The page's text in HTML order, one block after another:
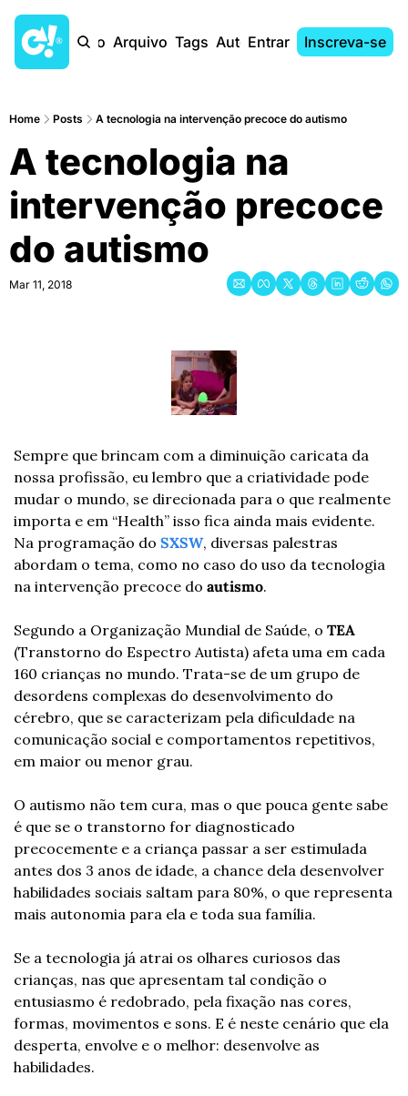
Início Arquivo Tags AutoresEntrar Inscreva-se
Home Posts A tecnologia na intervenção precoce do autismo
A tecnologia na
intervenção precoce
do autismo
Mar 11, 2018
Sempre que brincam com a diminuição caricata da
nossa profissão, eu lembro que a criatividade pode
mudar o mundo, se direcionada para o que realmente
importa e em “Health” isso fica ainda mais evidente.
Na programação do SXSW, diversas palestras
abordam o tema, como no caso do uso da tecnologia
na intervenção precoce do autismo.
Segundo a Organização Mundial de Saúde, o TEA
(Transtorno do Espectro Autista) afeta uma em cada
160 crianças no mundo. Trata-se de um grupo de
desordens complexas do desenvolvimento do
cérebro, que se caracterizam pela dificuldade na
comunicação social e comportamentos repetitivos,
em maior ou menor grau.
O autismo não tem cura, mas o que pouca gente sabe
é que se o transtorno for diagnosticado
precocemente e a criança passar a ser estimulada
antes dos 3 anos de idade, a chance dela desenvolver
habilidades sociais saltam para 80%, o que representa
mais autonomia para ela e toda sua família.
Se a tecnologia já atrai os olhares curiosos das
crianças, nas que apresentam tal condição o
entusiasmo é redobrado, pela fixação nas cores,
formas, movimentos e sons. E é neste cenário que ela
desperta, envolve e o melhor: desenvolve as
habilidades.